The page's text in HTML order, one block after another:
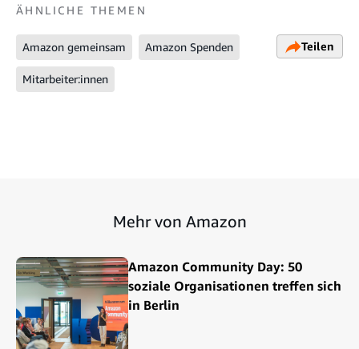
ÄHNLICHE THEMEN
Amazon gemeinsam Amazon Spenden
Mitarbeiter:innen
Teilen
Mehr von Amazon
Amazon Community Day: 50
soziale Organisationen treffen sich
in Berlin